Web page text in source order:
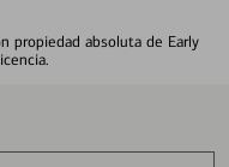
propiedad absoluta de Early